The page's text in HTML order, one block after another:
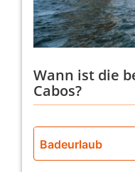
Wann ist die
Cabos?